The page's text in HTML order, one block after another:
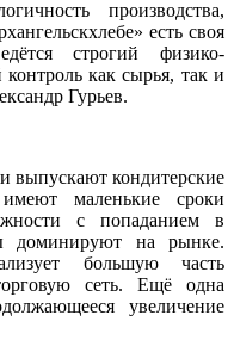
производства,
есть своя
строгий физико-
как сырья, так и
Гурьев.
выпускают кондитерские
маленькие сроки
с попаданием в
доминируют на рынке.
большую часть
сеть. Ещё одна
увеличение